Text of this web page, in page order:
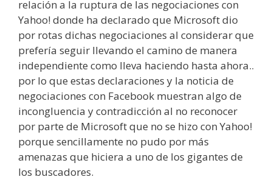
relación a la ruptura de las negociaciones con
Yahoo! donde ha declarado que Microsoft dio
por rotas dichas negociaciones al considerar que
prefería seguir llevando el camino de manera
independiente como lleva haciendo hasta ahora..
por lo que estas declaraciones y la noticia de
negociaciones con Facebook muestran algo de
incongluencia y contradicción al no reconocer
por parte de Microsoft que no se hizo con Yahoo!
porque sencillamente no pudo por más
amenazas que hiciera a uno de los gigantes de
los buscadores.